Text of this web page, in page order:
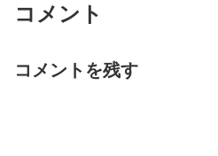
コメント
コメントを残す